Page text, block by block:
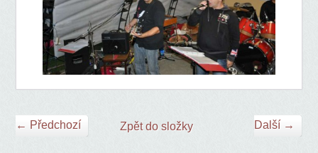
← Předchozí Další →
Zpět do složky